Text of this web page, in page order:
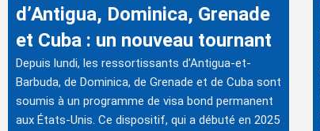
d’Antigua, Dominica, Grenade
et Cuba : un nouveau tournant
Depuis lundi, les ressortissants d'Antigua-et-
Barbuda, de Dominica, de Grenade et de Cuba sont
soumis à un programme de visa bond permanent
aux États-Unis. Ce dispositif, qui a débuté en 2025